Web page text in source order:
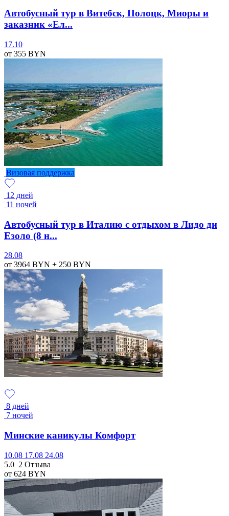
Автобусный тур в Витебск, Полоцк, Миоры и
заказник «Ел...
17.10
от 355 BYN
Визовая поддержка
12 дней
11 ночей
Автобусный тур в Италию с отдыхом в Лидо ди
Езоло (8 н...
28.08
от 3964 BYN + 250 BYN
8 дней
7 ночей
Минские каникулы Комфорт
10.08 17.08 24.08
5.0 2 Отзыва
от 624 BYN